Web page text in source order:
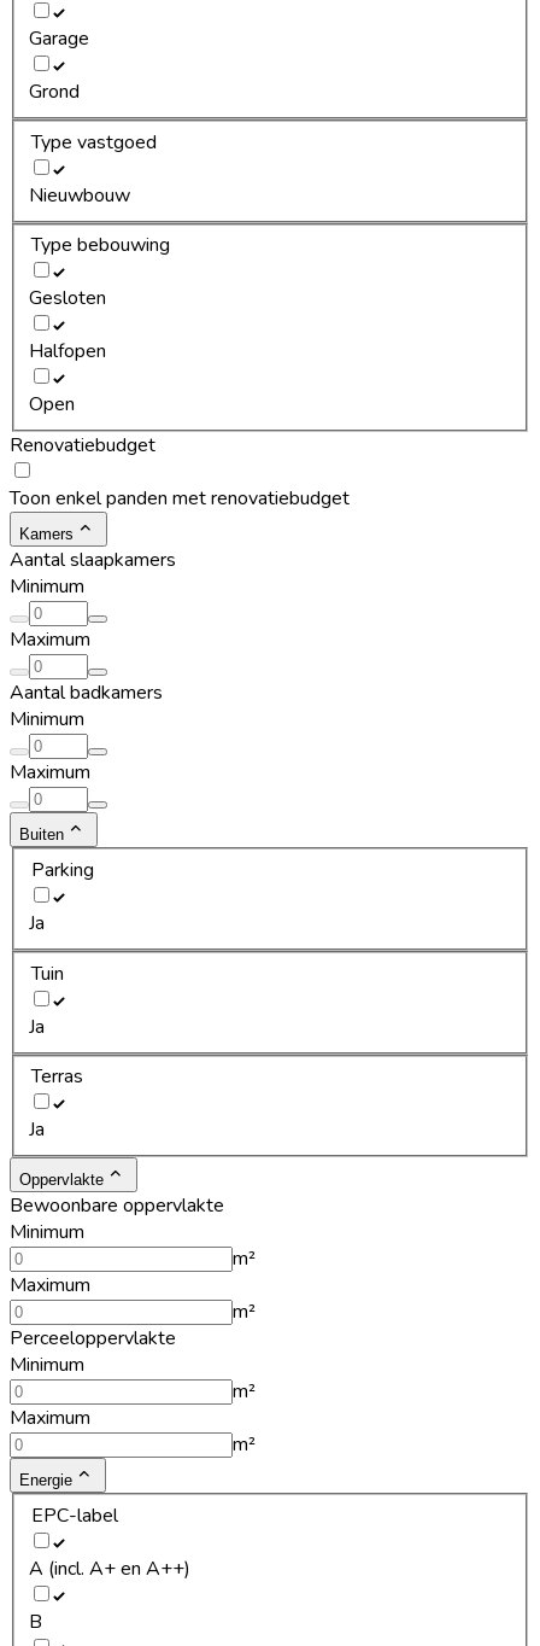
Garage
Grond
Type vastgoed
Nieuwbouw
Type bebouwing
Gesloten
Halfopen
Open
Renovatiebudget
Toon enkel panden met renovatiebudget
Kamers
Aantal slaapkamers
Minimum
Maximum
Aantal badkamers
Minimum
Maximum
Buiten
Parking
Ja
Tuin
Ja
Terras
Ja
Oppervlakte
Bewoonbare oppervlakte
Minimum
m²
Maximum
m²
Perceeloppervlakte
Minimum
m²
Maximum
m²
Energie
EPC-label
A (incl. A+ en A++)
B